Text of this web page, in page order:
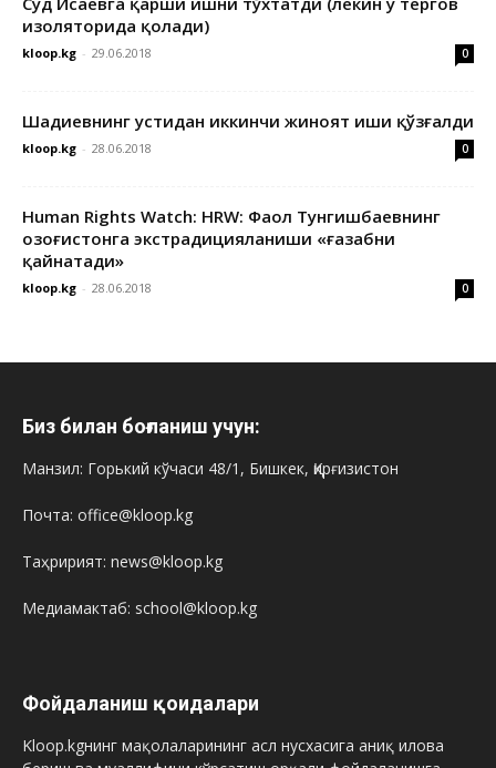
изоляторида қолади)
kloop.kg - 29.06.2018 0
Шадиевнинг устидан иккинчи жиноят иши қўзғалди
kloop.kg - 28.06.2018 0
Human Rights Watch: HRW: Фаол Тунгишбаевнинг
Қозоғистонга экстрадицияланиши «ғазабни
қайнатади»
kloop.kg - 28.06.2018 0
Биз билан боғланиш учун:
Манзил: Горький кўчаси 48/1, Бишкек, Қирғизистон
Почта: office@kloop.kg
Таҳририят: news@kloop.kg
Медиамактаб: school@kloop.kg
Фойдаланиш қоидалари
Kloop.kgнинг мақолаларининг асл нусхасига аниқ илова